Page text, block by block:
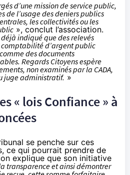
d’une mission de service public,
de l’usage des deniers publics
les collectivités ou les
», conclut l’association.
indiqué que des relevés
d’argent public
des documents
Regards Citoyens espère
non examinés par la CADA,
juge administratif. »
« lois Confiance » à
se penche sur ces
ce qui pourrait prendre de
explique que son initiative
transparence et ainsi démontrer